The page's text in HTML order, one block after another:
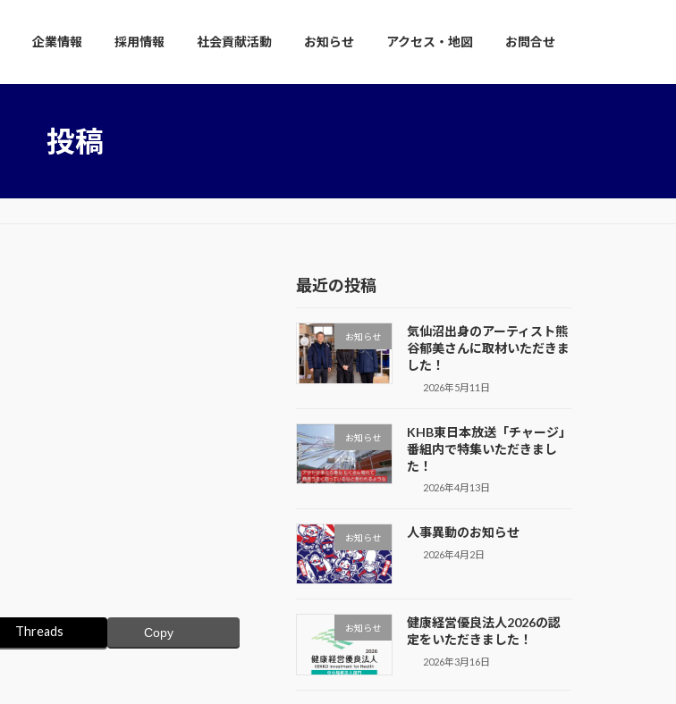
企業情報 採用情報 社会貢献活動 お知らせ アクセス・地図 お問合せ
投稿
Threads Copy
最近の投稿
お知らせ
気仙沼出身のアーティスト熊
谷郁美さんに取材いただきま
した！
2026年5月11日
お知らせ
KHB東日本放送「チャージ」
番組内で特集いただきまし
た！
2026年4月13日
お知らせ 人事異動のお知らせ
2026年4月2日
お知らせ
健康経営優良法人2026の認
定をいただきました！
2026年3月16日